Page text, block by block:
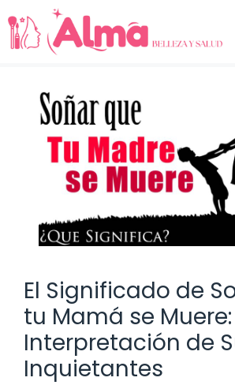
Saltar
al
contenido
El Significado de
tu Mamá se Muere:
Interpretación de
Inquietantes